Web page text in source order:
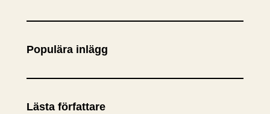
k
Populära inlägg
Lästa författare